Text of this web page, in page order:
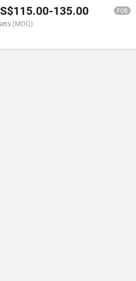
115.00-135.00 FOB
(MOQ)